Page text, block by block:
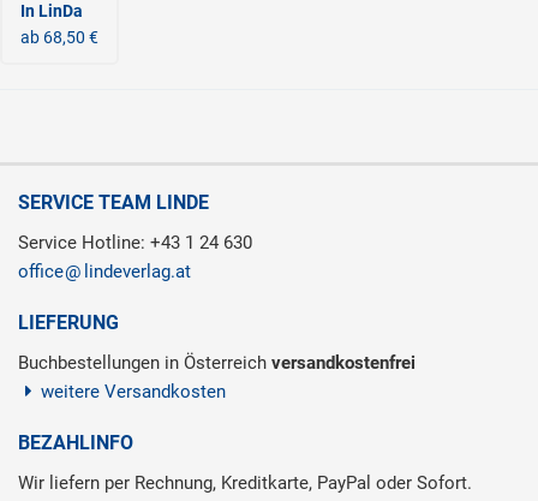
In LinDa
ab 68,50 €
SERVICE TEAM LINDE
Service Hotline: +43 1 24 630
office
lindeverlag.at
LIEFERUNG
Buchbestellungen in Österreich versandkostenfrei
weitere Versandkosten
BEZAHLINFO
Wir liefern per Rechnung, Kreditkarte, PayPal oder Sofort.